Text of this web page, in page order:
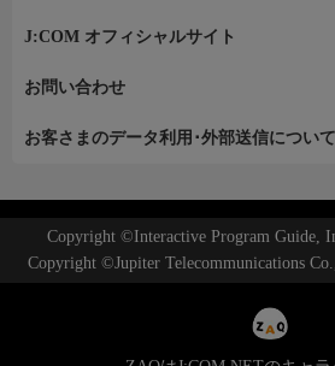
J:COM オフィシャルサイト
お問い合わせ
お客さまのデータ利用･外部送信について
Copyright ©Interactive Program Guide,
Copyright ©Jupiter Telecommunications